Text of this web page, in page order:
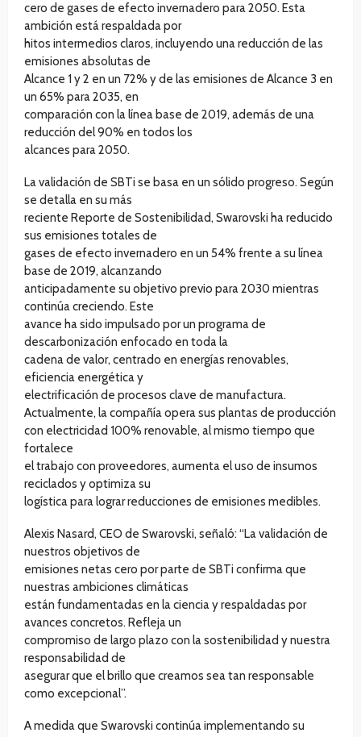
cero de gases de efecto invernadero para 2050. Esta
ambición está respaldada por
hitos intermedios claros, incluyendo una reducción de las
emisiones absolutas de
Alcance 1 y 2 en un 72% y de las emisiones de Alcance 3 en
un 65% para 2035, en
comparación con la línea base de 2019, además de una
reducción del 90% en todos los
alcances para 2050.
La validación de SBTi se basa en un sólido progreso. Según
se detalla en su más
reciente Reporte de Sostenibilidad, Swarovski ha reducido
sus emisiones totales de
gases de efecto invernadero en un 54% frente a su línea
base de 2019, alcanzando
anticipadamente su objetivo previo para 2030 mientras
continúa creciendo. Este
avance ha sido impulsado por un programa de
descarbonización enfocado en toda la
cadena de valor, centrado en energías renovables,
eficiencia energética y
electrificación de procesos clave de manufactura.
Actualmente, la compañía opera sus plantas de producción
con electricidad 100% renovable, al mismo tiempo que
fortalece
el trabajo con proveedores, aumenta el uso de insumos
reciclados y optimiza su
logística para lograr reducciones de emisiones medibles.
Alexis Nasard, CEO de Swarovski, señaló: “La validación de
nuestros objetivos de
emisiones netas cero por parte de SBTi confirma que
nuestras ambiciones climáticas
están fundamentadas en la ciencia y respaldadas por
avances concretos. Refleja un
compromiso de largo plazo con la sostenibilidad y nuestra
responsabilidad de
asegurar que el brillo que creamos sea tan responsable
como excepcional”.
A medida que Swarovski continúa implementando su